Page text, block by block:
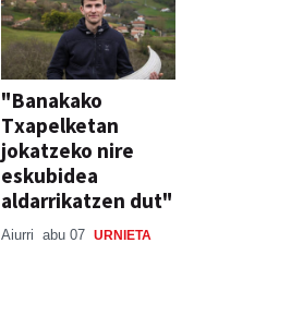
"Banakako
Txapelketan
jokatzeko nire
eskubidea
aldarrikatzen dut"
Aiurri abu 07 URNIETA